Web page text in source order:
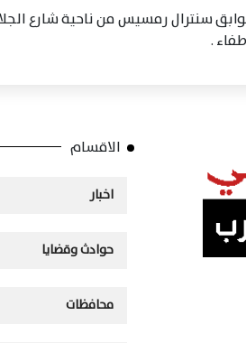
سنترال رمسيس من ناحية شارع
.
الاقسام
اخبار
حوادث وقضايا
محافظات